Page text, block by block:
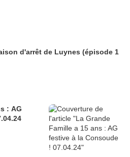
d'arrêt de Luynes (épisode 1
: AG